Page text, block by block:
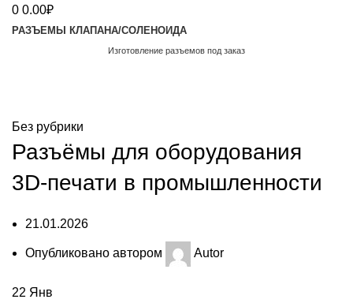
0 0.00₽
РАЗЪЕМЫ КЛАПАНА/СОЛЕНОИДА
Изготовление разъемов под заказ
Без рубрики
Разъёмы для оборудования
3D-печати в промышленности
21.01.2026
Опубликовано автором Autor
22 Янв